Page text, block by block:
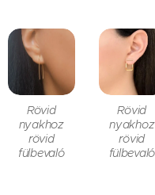
Rövid
nyakhoz
rövid
fülbevaló
Rövid
nyakhoz
rövid
fülbevaló